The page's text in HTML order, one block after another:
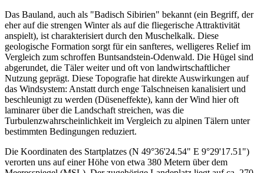
Das Bauland, auch als "Badisch Sibirien" bekannt (ein Begriff, der
eher auf die strengen Winter als auf die fliegerische Attraktivität
anspielt), ist charakterisiert durch den Muschelkalk. Diese
geologische Formation sorgt für ein sanfteres, welligeres Relief im
Vergleich zum schroffen Buntsandstein-Odenwald. Die Hügel sind
abgerundet, die Täler weiter und oft von landwirtschaftlicher
Nutzung geprägt. Diese Topografie hat direkte Auswirkungen auf
das Windsystem: Anstatt durch enge Talschneisen kanalisiert und
beschleunigt zu werden (Düseneffekte), kann der Wind hier oft
laminarer über die Landschaft streichen, was die
Turbulenzwahrscheinlichkeit im Vergleich zu alpinen Tälern unter
bestimmten Bedingungen reduziert.
Die Koordinaten des Startplatzes (N 49°36'24.54" E 9°29'17.51")
verorten uns auf einer Höhe von etwa 380 Metern über dem